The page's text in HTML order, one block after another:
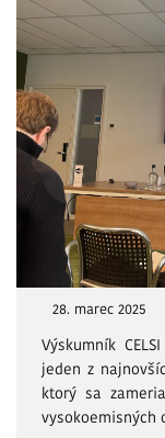
28. marec 2025
Výskumník
jeden z
ktorý sa
vysokoemisných